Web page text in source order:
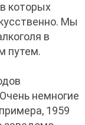
которых
Мы
в
путем.
немногие
1959